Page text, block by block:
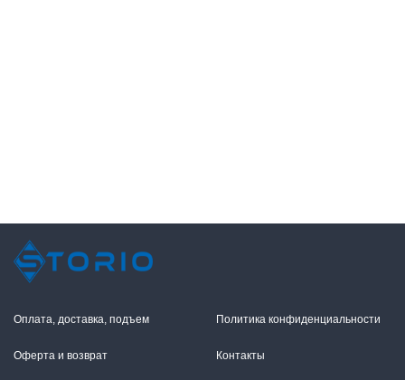
Оплата, доставка, подъем
Оферта и возврат
Политика конфиденциальности
Контакты